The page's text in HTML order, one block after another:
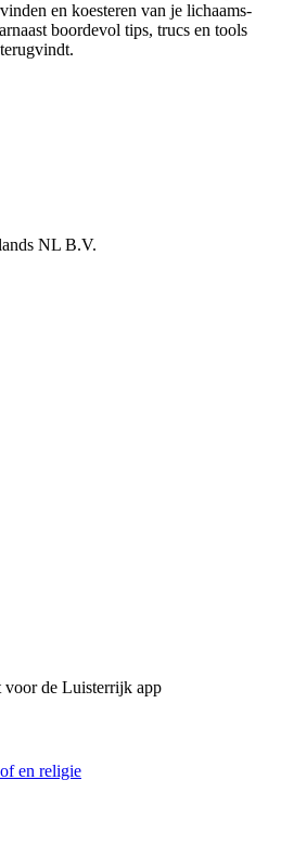
en koesteren van je lichaams­
boordevol tips, trucs en tools
NL B.V.
voor de Luisterrijk app
en religie